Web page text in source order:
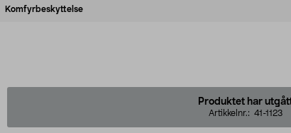
Komfyrbeskyttelse
Produktet har
Artikkelnr.: 41-1123